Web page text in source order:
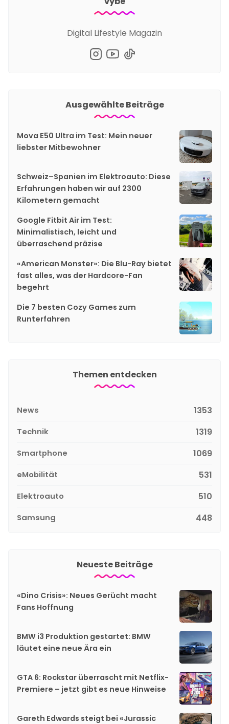
Digital Lifestyle Magazin
Ausgewählte Beiträge
Mova E50 Ultra im Test: Mein neuer
liebster Mitbewohner
Schweiz–Spanien im Elektroauto: Diese
Erfahrungen haben wir auf 2300
Kilometern gemacht
Google Fitbit Air im Test:
Minimalistisch, leicht und
überraschend präzise
«American Monster»: Die Blu-Ray bietet
fast alles, was der Hardcore-Fan
begehrt
Die 7 besten Cozy Games zum
Runterfahren
Themen entdecken
News 1353
Technik 1319
Smartphone 1069
eMobilität 531
Elektroauto 510
Samsung 448
Neueste Beiträge
«Dino Crisis»: Neues Gerücht macht
Fans Hoffnung
BMW i3 Produktion gestartet: BMW
läutet eine neue Ära ein
GTA 6: Rockstar überrascht mit Netflix-
Premiere – jetzt gibt es neue Hinweise
Gareth Edwards steigt bei «Jurassic